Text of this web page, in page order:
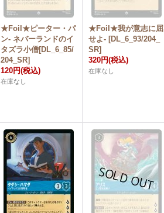
★Foil★ピーター・パ
ン- ネバーランドのイ
タズラ小僧[DL_6_85/
204_SR]
120円(税込)
在庫なし
★Foil★我が意志に屈
せよ- [DL_6_93/204_
SR]
320円(税込)
在庫なし